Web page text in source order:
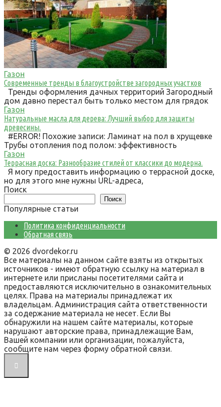
Газон
Современные тренды в благоустройстве загородных участков
Тренды оформления дачных территорий Загородный
дом давно перестал быть только местом для грядок
Газон
Натуральные масла для дерева: Лучший выбор для защиты
древесины.
#ERROR! Похожие записи: Ламинат на пол в хрущевке
Трубы отопления под полом: эффективность
Газон
Террасная доска: Разнообразие стилей от классики до модерна.
Я могу предоставить информацию о террасной доске,
но для этого мне нужны URL-адреса,
Поиск
Поиск
Популярные статьи
Политика конфиденциальности
Обратная связь
© 2026 dvordekor.ru
Все материалы на данном сайте взяты из открытых
источников - имеют обратную ссылку на материал в
интернете или присланы посетителями сайта и
предоставляются исключительно в ознакомительных
целях. Права на материалы принадлежат их
владельцам. Администрация сайта ответственности
за содержание материала не несет. Если Вы
обнаружили на нашем сайте материалы, которые
нарушают авторские права, принадлежащие Вам,
Вашей компании или организации, пожалуйста,
сообщите нам через форму обратной связи.